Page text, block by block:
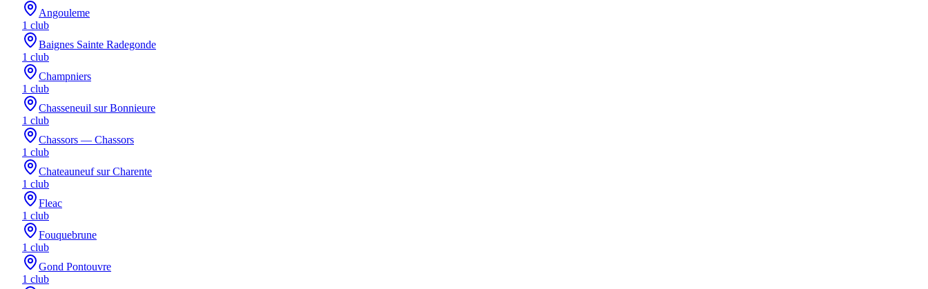
Angouleme
1 club
Baignes Sainte Radegonde
1 club
Champniers
1 club
Chasseneuil sur Bonnieure
1 club
Chassors — Chassors
1 club
Chateauneuf sur Charente
1 club
Fleac
1 club
Fouquebrune
1 club
Gond Pontouvre
1 club